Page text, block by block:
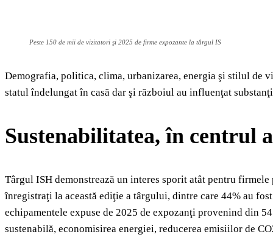
Peste 150 de mii de vizitatori şi 2025 de firme expozante la târgul IS
Demografia, politica, clima, urbanizarea, energia şi stilul de
statul îndelungat în casă dar şi războiul au influenţat
Sustenabilitatea, în centrul
Târgul ISH demonstrează un interes sporit atât pentru
înregistraţi la această ediţie a târgului, dintre care 44% au
echipamentele expuse de 2025 de expozanţi provenind din
sustenabilă, economisirea energiei, reducerea emisiilor de